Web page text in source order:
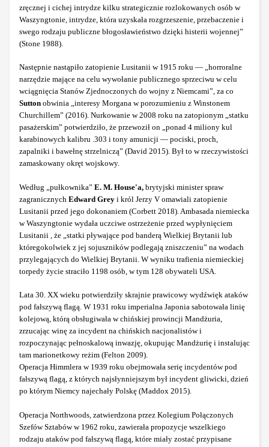
zręcznej i cichej intrydze kilku strategicznie rozlokowanych osób w
Waszyngtonie, intrydze, która uzyskała rozgrzeszenie, przebaczenie i
swego rodzaju publiczne błogosławieństwo dzięki histerii wojennej”
(Stone 1988).
Następnie nastąpiło zatopienie Lusitanii w 1915 roku — „horroralne
narzędzie mające na celu wywołanie publicznego sprzeciwu w celu
wciągnięcia Stanów Zjednoczonych do wojny z Niemcami”, za co
Sutton obwinia „interesy Morgana w porozumieniu z Winstonem
Churchillem” (2016). Nurkowanie w 2008 roku na zatopionym „statku
pasażerskim” potwierdziło, że przewoził on „ponad 4 miliony kul
karabinowych kalibru .303 i tony amunicji — pociski, proch,
zapalniki i bawełnę strzelniczą” (David 2015). Był to w rzeczywistości
zamaskowany okręt wojskowy.
Według „pułkownika” E. M. House'a, brytyjski minister spraw
zagranicznych Edward Grey i król Jerzy V omawiali zatopienie
Lusitanii przed jego dokonaniem (Corbett 2018). Ambasada niemiecka
w Waszyngtonie wydała uczciwe ostrzeżenie przed wypłynięciem
Lusitanii , że „statki pływające pod banderą Wielkiej Brytanii lub
któregokolwiek z jej sojuszników podlegają zniszczeniu” na wodach
przylegających do Wielkiej Brytanii. W wyniku trafienia niemieckiej
torpedy życie straciło 1198 osób, w tym 128 obywateli USA.
Lata 30. XX wieku potwierdziły skrajnie prawicowy wydźwięk ataków
pod fałszywą flagą. W 1931 roku imperialna Japonia sabotowała linię
kolejową, którą obsługiwała w chińskiej prowincji Mandżuria,
zrzucając winę za incydent na chińskich nacjonalistów i
rozpoczynając pełnoskalową inwazję, okupując Mandżurię i instalując
tam marionetkowy reżim (Felton 2009).
Operacja Himmlera w 1939 roku obejmowała serię incydentów pod
fałszywą flagą, z których najsłynniejszym był incydent gliwicki, dzień
po którym Niemcy najechały Polskę (Maddox 2015).
Operacja Northwoods, zatwierdzona przez Kolegium Połączonych
Szefów Sztabów w 1962 roku, zawierała propozycje wszelkiego
rodzaju ataków pod fałszywą flagą, które miały zostać przypisane